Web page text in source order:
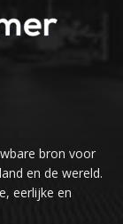
bron voor
en de wereld.
eerlijke en